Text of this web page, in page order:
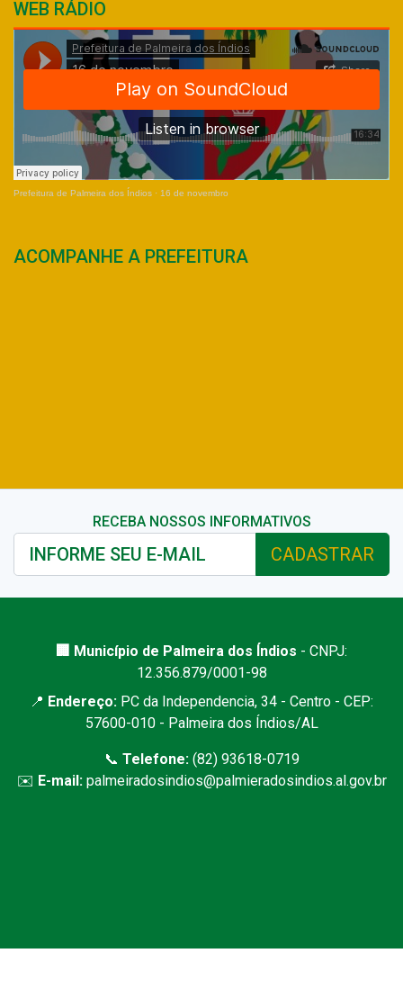
WEB RÁDIO
Prefeitura de Palmeira dos Índios · 16 de novembro
ACOMPANHE A PREFEITURA
RECEBA NOSSOS INFORMATIVOS
CADASTRAR
🏢 Município de Palmeira dos Índios - CNPJ:
12.356.879/0001-98
📍 Endereço: PC da Independencia, 34 - Centro - CEP:
57600-010 - Palmeira dos Índios/AL
📞 Telefone:(82) 93618-0719
✉️ E-mail: palmeiradosindios@palmieradosindios.al.gov.br